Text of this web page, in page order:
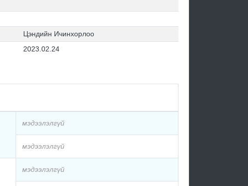
Цэндийн Ичинхорлоо
2023.02.24
мэдээлэлгүй
мэдээлэлгүй
мэдээлэлгүй